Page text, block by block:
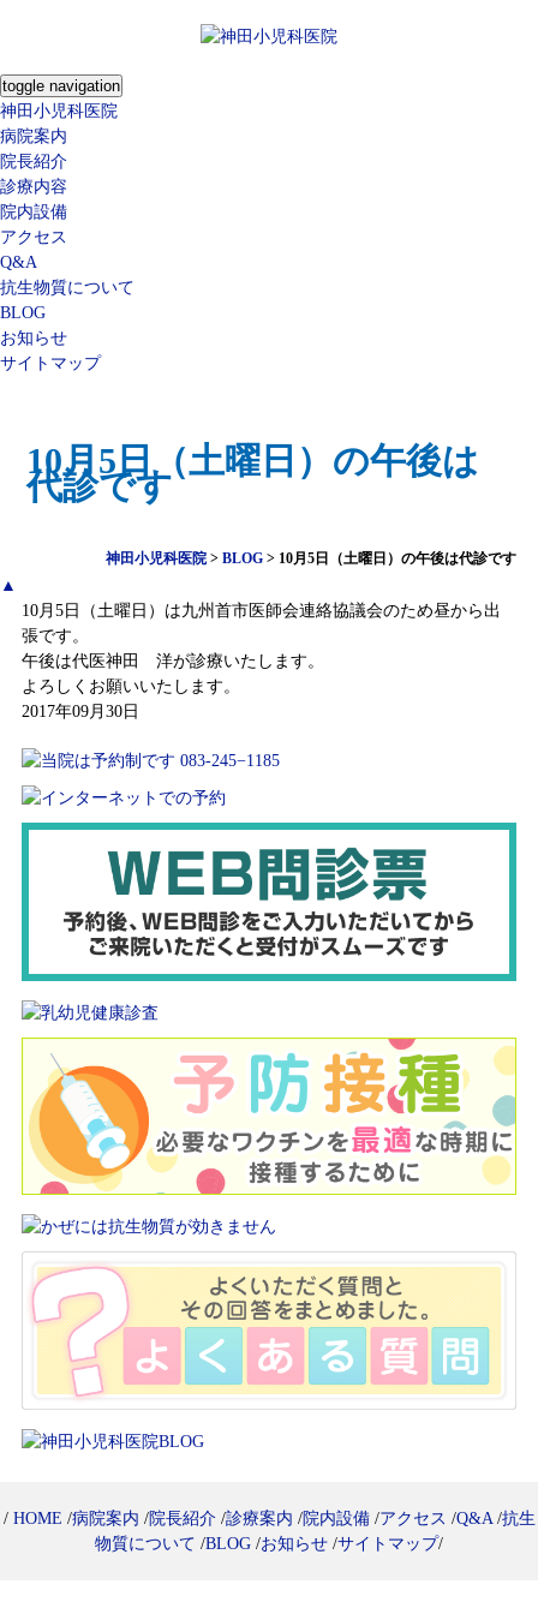
toggle navigation
神田小児科医院
病院案内
院長紹介
診療内容
院内設備
アクセス
Q&A
抗生物質について
BLOG
お知らせ
サイトマップ
10月5日（土曜日）の午後は
代診です
神田小児科医院 >BLOG > 10月5日（土曜日）の午後は代診です
▲
10月5日（土曜日）は九州首市医師会連絡協議会のため昼から出
張です。
午後は代医神田 洋が診療いたします。
よろしくお願いいたします。
2017年09月30日
/ HOME /病院案内 /院長紹介/診療案内 /院内設備/アクセス /Q&A/抗生
物質について /BLOG /お知らせ /サイトマップ/